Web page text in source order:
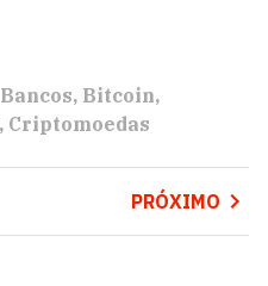
Bancos Bitcoin
Criptomoedas
PRÓXIMO